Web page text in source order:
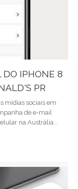
DO IPHONE 8
PR
mídias sociais em
de e-mail
na Austrália...